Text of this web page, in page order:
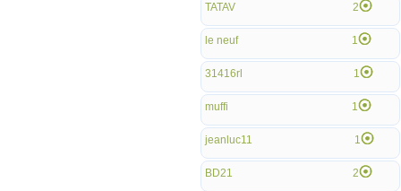
TATAV 2
le neuf 1
31416rl 1
muffi 1
jeanluc11 1
BD21 2